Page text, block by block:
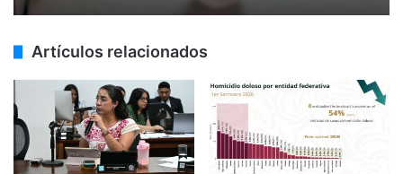
Artículos relacionados